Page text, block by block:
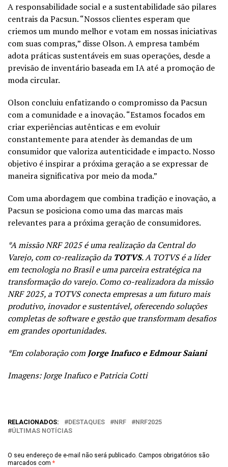
A responsabilidade social e a sustentabilidade são pilares
centrais da Pacsun. “Nossos clientes esperam que
criemos um mundo melhor e votam em nossas iniciativas
com suas compras,” disse Olson. A empresa também
adota práticas sustentáveis em suas operações, desde a
previsão de inventário baseada em IA até a promoção de
moda circular.
Olson concluiu enfatizando o compromisso da Pacsun
com a comunidade e a inovação. “Estamos focados em
criar experiências autênticas e em evoluir
constantemente para atender às demandas de um
consumidor que valoriza autenticidade e impacto. Nosso
objetivo é inspirar a próxima geração a se expressar de
maneira significativa por meio da moda.”
Com uma abordagem que combina tradição e inovação, a
Pacsun se posiciona como uma das marcas mais
relevantes para a próxima geração de consumidores.
*A missão NRF 2025 é uma realização da Central do
Varejo, com co-realização da TOTVS. A TOTVS é a líder
em tecnologia no Brasil e uma parceira estratégica na
transformação do varejo. Como co-realizadora da missão
NRF 2025, a TOTVS conecta empresas a um futuro mais
produtivo, inovador e sustentável, oferecendo soluções
completas de software e gestão que transformam desafios
em grandes oportunidades.
*Em colaboração com Jorge Inafuco e Edmour Saiani
Imagens: Jorge Inafuco e Patricia Cotti
RELACIONADOS: DESTAQUES NRF
NRF2025
ÚLTIMAS NOTÍCIAS
O seu endereço de e-mail não será publicado. Campos obrigatórios são
marcados com *